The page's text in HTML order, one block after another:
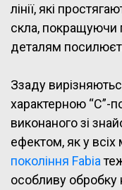
лінії, які
скла, покращуючи
деталям
Ззаду
характерною “С”-
виконаного зі
ефектом, як у
покоління Fabia
особливу обробку